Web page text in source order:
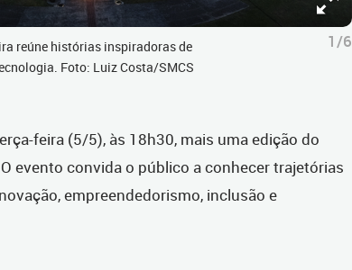
reúne histórias inspiradoras de
Foto: Luiz Costa/SMCS
1/6
feira (5/5), às 18h30, mais uma edição do
evento convida o público a conhecer trajetórias
empreendedorismo, inclusão e